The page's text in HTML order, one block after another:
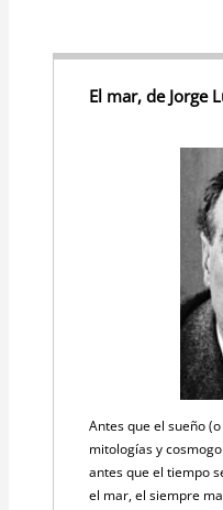
El mar, de Jorge
Antes que el sueño
mitologías y
antes que el tiempo
el mar, el siempre